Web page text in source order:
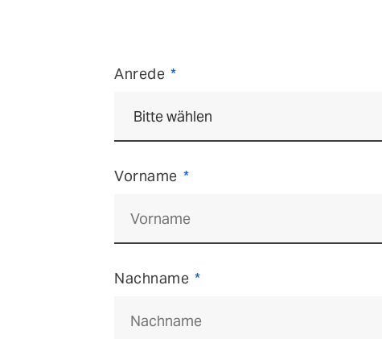
Anrede
Vorname
Nachname